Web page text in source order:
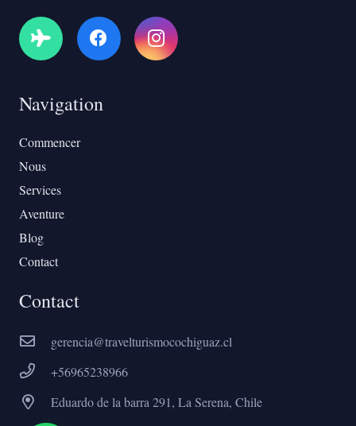
Navigation
Commencer
Nous
Services
Aventure
Blog
Contact
Contact
gerencia@travelturismocochiguaz.cl
+56965238966
Eduardo de la barra 291, La Serena, Chile